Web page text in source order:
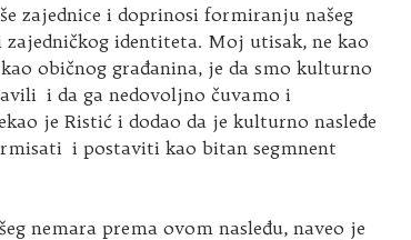
zajednice i doprinosi formiranju našeg
zajedničkog identiteta. Moj utisak, ne kao
običnog građanina, je da smo kulturno
i da ga nedovoljno čuvamo i
je Ristić i dodao da je kulturno nasleđe
i postaviti kao bitan segmnent
nemara prema ovom nasleđu, naveo je